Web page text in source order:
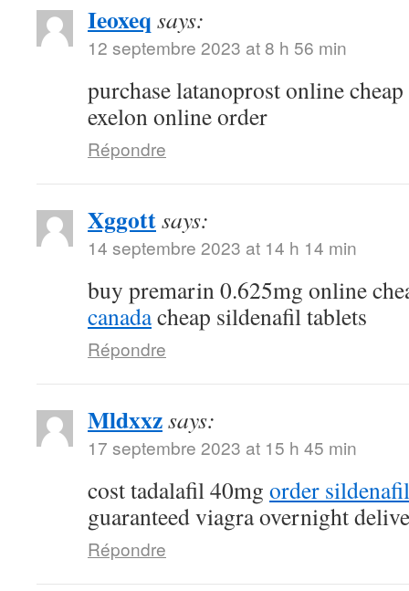
Ieoxeq says:
12 septembre 2023 at 8 h 56 min
purchase latanoprost online cheap
exelon online order
Répondre
Xggottsays:
14 septembre 2023 at 14 h 14 min
buy premarin 0.625mg online
canadacheap sildenafil tablets
Répondre
Mldxxzsays:
17 septembre 2023 at 15 h 45 min
cost tadalafil 40mg order
guaranteed viagra overnight
Répondre